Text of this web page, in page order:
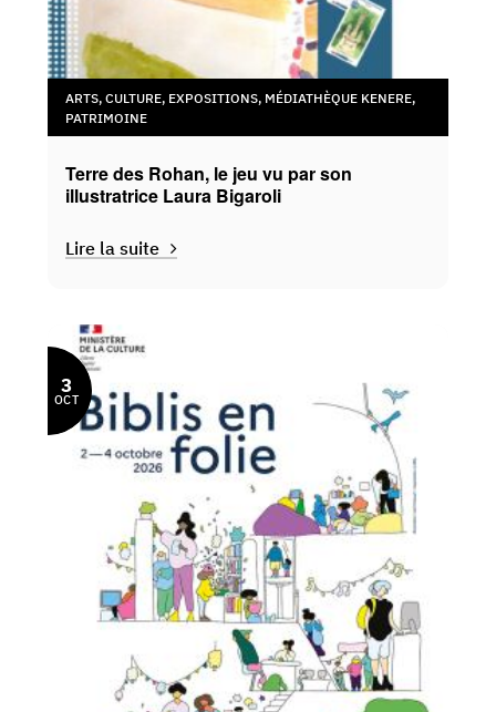
ARTS,CULTURE, EXPOSITIONS, MÉDIATHÈQUE KENERE,
PATRIMOINE
Terre des Rohan, le jeu vu par son
illustratrice Laura Bigaroli
Lire la suite
3
OCT